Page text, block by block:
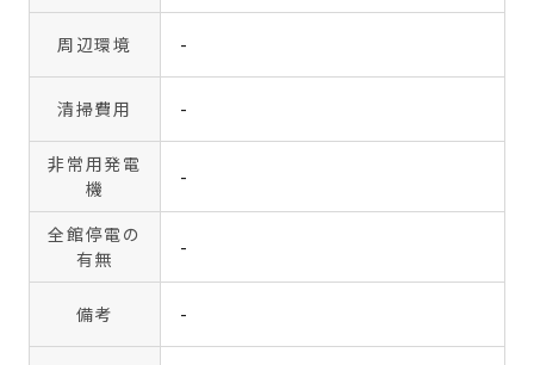
周辺環境 -
清掃費用 -
非常用発電
機
-
全館停電の
有無
-
備考 -